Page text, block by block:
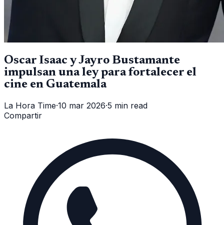
Oscar Isaac y Jayro Bustamante
impulsan una ley para fortalecer el
cine en Guatemala
La Hora Time·10 mar 2026·5 min read
Compartir